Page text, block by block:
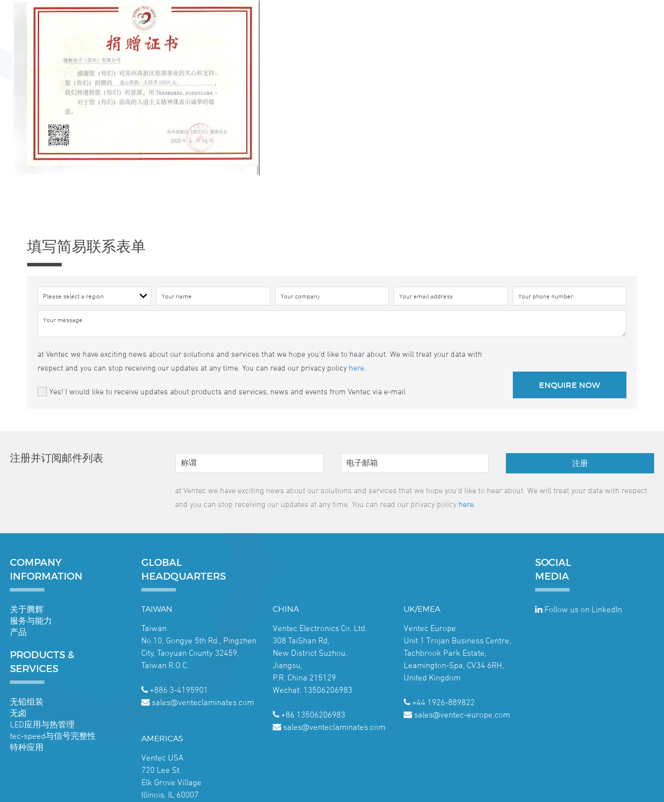
填写简易联系表单
at Ventec we have exciting news about our solutions and services that we hope you'd like to hear about. We will treat your data with
respect and you can stop receiving our updates at any time. You can read our privacy policy here
Yes! I would like to receive updates about products and services, news and events from Ventec via e-mail
注册并订阅邮件列表 注册
at Ventec we have exciting news about our solutions and services that we hope you'd like to hear about. We will treat your data with respect
and you can stop receiving our updates at any time. You can read our privacy policy here
COMPANY
INFORMATION
关于腾辉
服务与能力
产品
PRODUCTS &
SERVICES
无铅组装
无卤
LED应用与热管理
tec-speed与信号完整性
特种应用
GLOBAL
HEADQUARTERS
TAIWAN
Taiwan
No.10, Gongye 5th Rd., Pingzhen
City, Taoyuan County 32459,
Taiwan R.O.C.
+886 3-4195901
sales@venteclaminates.com
CHINA
Ventec Electronics Co. Ltd.
308 TaiShan Rd,
New District Suzhou,
Jiangsu,
P.R. China 215129
Wechat: 13506206983
+86 13506206983
sales@venteclaminates.com
UK/EMEA
Ventec Europe
Unit 1 Trojan Business Centre,
Tachbrook Park Estate,
Leamington-Spa, CV34 6RH,
United Kingdom
+44 1926-889822
sales@ventec-europe.com
AMERICAS
Ventec USA
720 Lee St.
Elk Grove Village
Illinois, IL 60007
SOCIAL
MEDIA
Follow us on LinkedIn